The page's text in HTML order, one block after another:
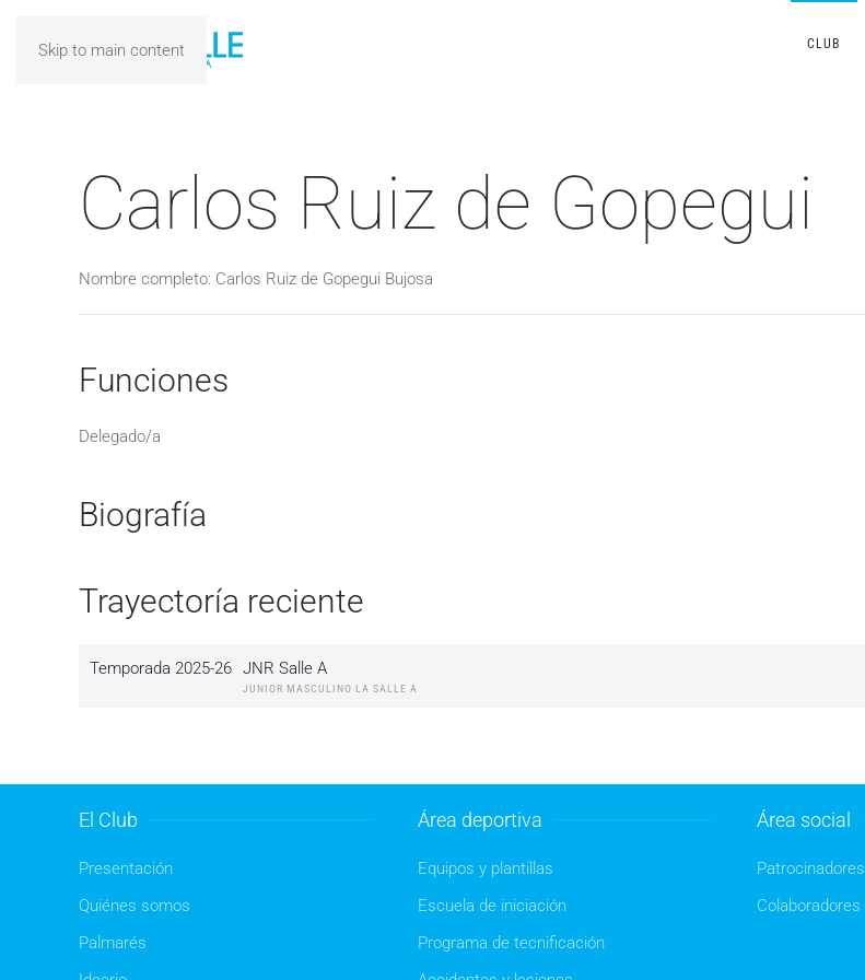
Skip to main content CLUB
Carlos Ruiz de Gopegui
Nombre completo: Carlos Ruiz de Gopegui Bujosa
Funciones
Delegado/a
Biografía
Trayectoría reciente
Temporada 2025-26 JNR Salle A
JUNIOR MASCULINO LA SALLE A
El Club
Presentación
Quiénes somos
Palmarés
Área deportiva
Equipos y plantillas
Escuela de iniciación
Programa de tecnificación
Área social
Patrocinadores
Colaboradores